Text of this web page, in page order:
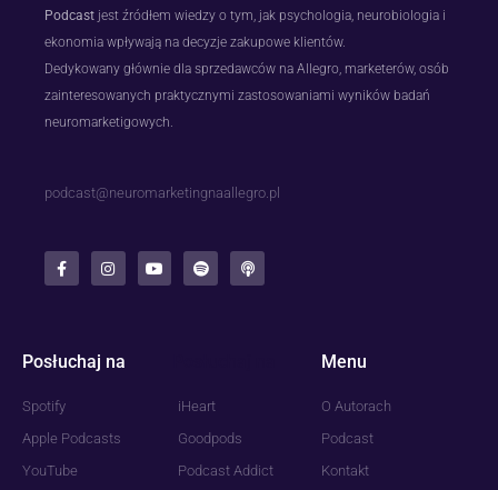
Podcast jest źródłem wiedzy o tym, jak psychologia, neurobiologia i
ekonomia wpływają na decyzje zakupowe klientów.
Dedykowany głównie dla sprzedawców na Allegro, marketerów, osób
zainteresowanych praktycznymi zastosowaniami wyników badań
neuromarketigowych.
podcast@neuromarketingnaallegro.pl
Posłuchaj na
Spotify
Apple Podcasts
YouTube
iHeart
Goodpods
Podcast Addict
Menu
O Autorach
Podcast
Kontakt